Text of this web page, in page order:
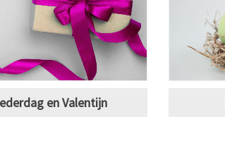
en Valentijn